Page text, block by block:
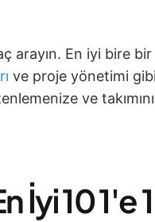
En iyi bire bir
ve proje yönetimi
ve
10 1'e